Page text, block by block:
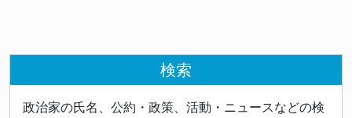
検索
政治家の氏名、公約・政策、活動・ニュースなどの検